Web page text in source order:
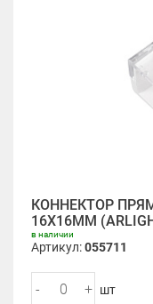
КОННЕКТОР
16X16MM
в наличии
Артикул:055711
- + шт